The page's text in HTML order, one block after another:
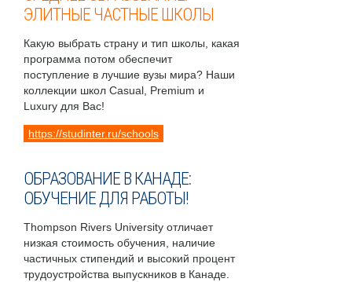
ЭЛИТНЫЕ ЧАСТНЫЕ ШКОЛЫ
Какую выбрать страну и тип школы, какая
программа потом обеспечит
поступление в лучшие вузы мира? Наши
коллекции школ Casual, Premium и
Luxury для Вас!
https://studinter.ru/schools
ОБРАЗОВАНИЕ В КАНАДЕ:
ОБУЧЕНИЕ ДЛЯ РАБОТЫ!
Thompson Rivers University отличает
низкая стоимость обучения, наличие
частичных стипендий и высокий процент
трудоустройства выпускников в Канаде.